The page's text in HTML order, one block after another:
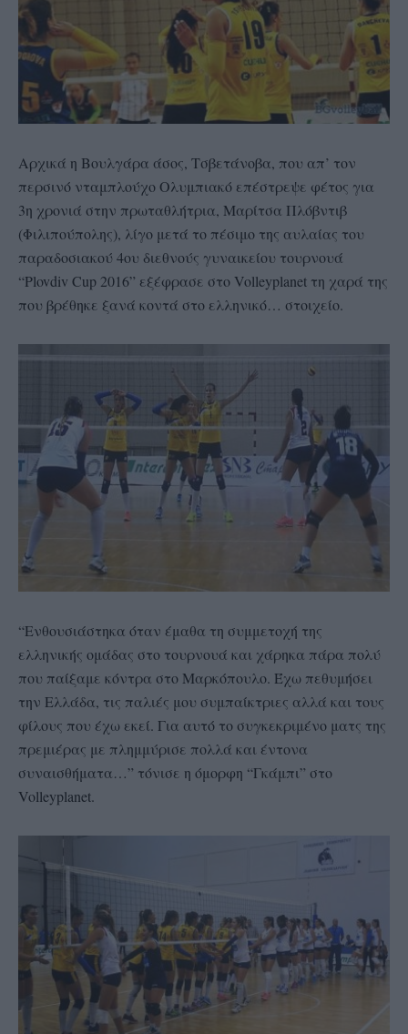
Αρχικά η Βουλγάρα άσος, Τσβετάνοβα, που απ’ τον
περσινό νταμπλούχο Ολυμπιακό επέστρεψε φέτος για
3η χρονιά στην πρωταθλήτρια, Μαρίτσα Πλόβντιβ
(Φιλιπούπολης), λίγο μετά το πέσιμο της αυλαίας του
παραδοσιακού 4ου διεθνούς γυναικείου τουρνουά
“Plovdiv Cup 2016” εξέφρασε στο Volleyplanet τη χαρά της
που βρέθηκε ξανά κοντά στο ελληνικό… στοιχείο.
“Ενθουσιάστηκα όταν έμαθα τη συμμετοχή της
ελληνικής ομάδας στο τουρνουά και χάρηκα πάρα πολύ
που παίξαμε κόντρα στο Μαρκόπουλο. Έχω πεθυμήσει
την Ελλάδα, τις παλιές μου συμπαίκτριες αλλά και τους
φίλους που έχω εκεί. Για αυτό το συγκεκριμένο ματς της
πρεμιέρας με πλημμύρισε πολλά και έντονα
συναισθήματα…” τόνισε η όμορφη “Γκάμπι” στο
Volleyplanet.